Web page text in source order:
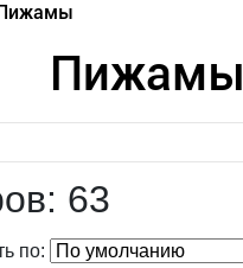
Пижамы
63
по: